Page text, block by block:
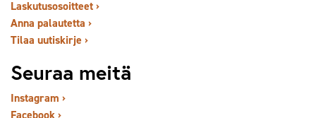
Laskutusosoitteet ›
Anna palautetta ›
Tilaa uutiskirje ›
Seuraa meitä
Instagram ›
Facebook ›